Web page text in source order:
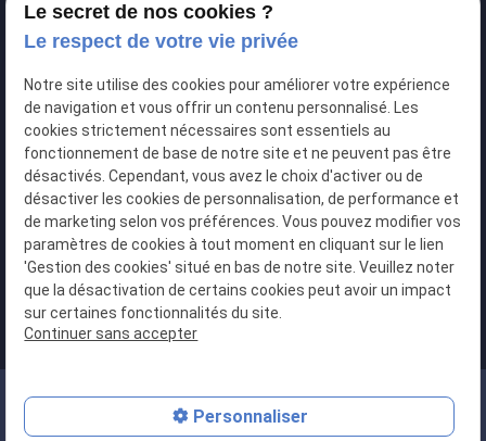
Commissaires de justice - Bourgoin-Jallieu
perm_phone_msg
Contactez-nous
04 76 46 88 38
S.C.P DAUPHIJURIS
map
34 Boulevard Maréchal Foch
38017 GRENOBLE
Siret :41204500700017
Plan du site
Le secret de nos cookies ?
Le respect de votre vie privée
Notre site utilise des cookies pour améliorer votre expérience
de navigation et vous offrir un contenu personnalisé. Les
cookies strictement nécessaires sont essentiels au
fonctionnement de base de notre site et ne peuvent pas être
désactivés. Cependant, vous avez le choix d'activer ou de
désactiver les cookies de personnalisation, de performance et
de marketing selon vos préférences. Vous pouvez modifier vos
paramètres de cookies à tout moment en cliquant sur le lien
'Gestion des cookies' situé en bas de notre site. Veuillez noter
que la désactivation de certains cookies peut avoir un impact
sur certaines fonctionnalités du site.
Continuer sans accepter
Personnaliser